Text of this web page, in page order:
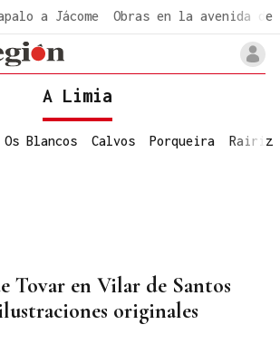
a Jácome Obras en la avenida de
A Limia
Os Blancos Calvos Porqueira Rairiz
Tovar en Vilar de Santos
originales